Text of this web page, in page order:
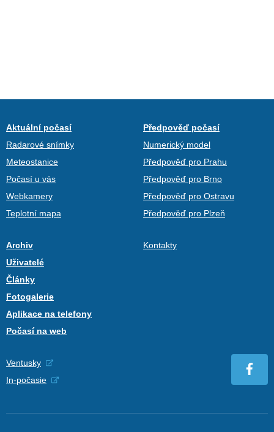
Aktuální počasí
Radarové snímky
Meteostanice
Počasí u vás
Webkamery
Teplotní mapa
Předpověď počasí
Numerický model
Předpověď pro Prahu
Předpověď pro Brno
Předpověď pro Ostravu
Předpověď pro Plzeň
Archiv
Uživatelé
Články
Fotogalerie
Aplikace na telefony
Počasí na web
Kontakty
Ventusky
In-počasie